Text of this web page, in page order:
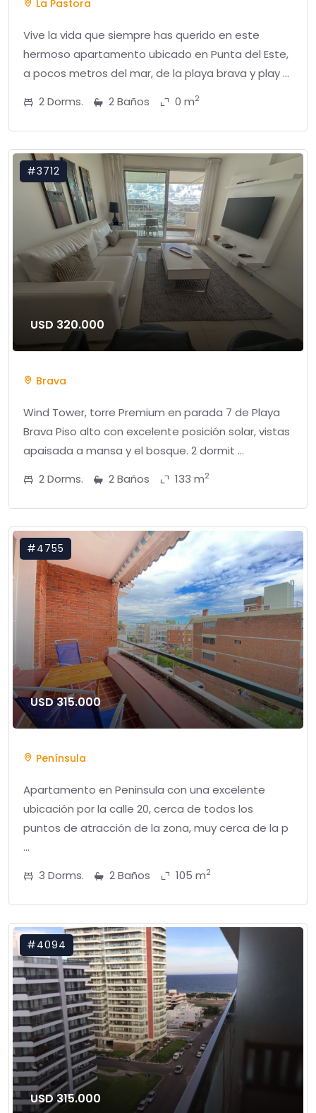
La Pastora
Vive la vida que siempre has querido en este
hermoso apartamento ubicado en Punta del Este,
a pocos metros del mar, de la playa brava y play ...
2 Dorms.
2 Baños 0 m2
#3712
USD 320.000
Brava
Wind Tower, torre Premium en parada 7 de Playa
Brava Piso alto con excelente posición solar, vistas
apaisada a mansa y el bosque. 2 dormit ...
2 Dorms.
2 Baños 133 m2
#4755
USD 315.000
Península
Apartamento en Peninsula con una excelente
ubicación por la calle 20, cerca de todos los
puntos de atracción de la zona, muy cerca de la p
...
3 Dorms.
2 Baños 105 m2
#4094
USD 315.000